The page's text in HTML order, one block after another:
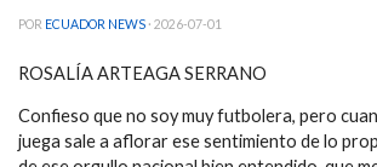
POR ECUADOR NEWS · 2026-07-01
ROSALÍA ARTEAGA SERRANO
Confieso que no soy muy futbolera, pero
juega sale a aflorar ese sentimiento de lo